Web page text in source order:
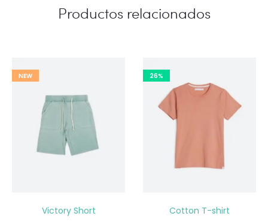
Productos relacionados
NEW
Victory Short
26%
Cotton T-shirt